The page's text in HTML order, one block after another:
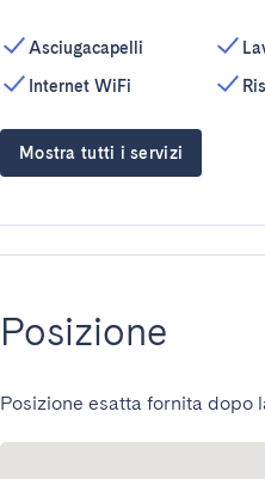
Asciugacapelli
Internet WiFi
Mostra tutti i servizi
Posizione
Posizione esatta fornita dopo